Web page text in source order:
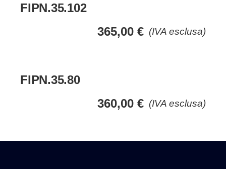
FIPN.35.102
(IVA esclusa)
365,00 €
FIPN.35.80
(IVA esclusa)
360,00 €